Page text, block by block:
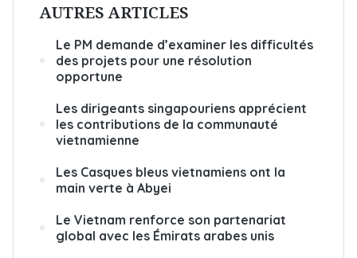
AUTRES ARTICLES
Le PM demande d’examiner les difficultés
des projets pour une résolution
opportune
Les dirigeants singapouriens apprécient
les contributions de la communauté
vietnamienne
Les Casques bleus vietnamiens ont la
main verte à Abyei
Le Vietnam renforce son partenariat
global avec les Émirats arabes unis